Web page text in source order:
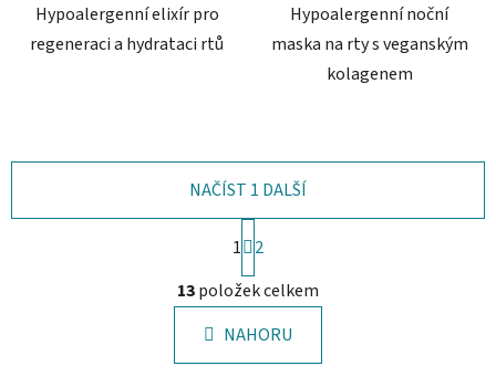
Hypoalergenní elixír pro
regeneraci a hydrataci rtů
Hypoalergenní noční
maska na rty s veganským
kolagenem
O
v
l
á
d
NAČÍST 1 DALŠÍ
S
t
r
á
n
k
1
2
13položek celkem
NAHORU